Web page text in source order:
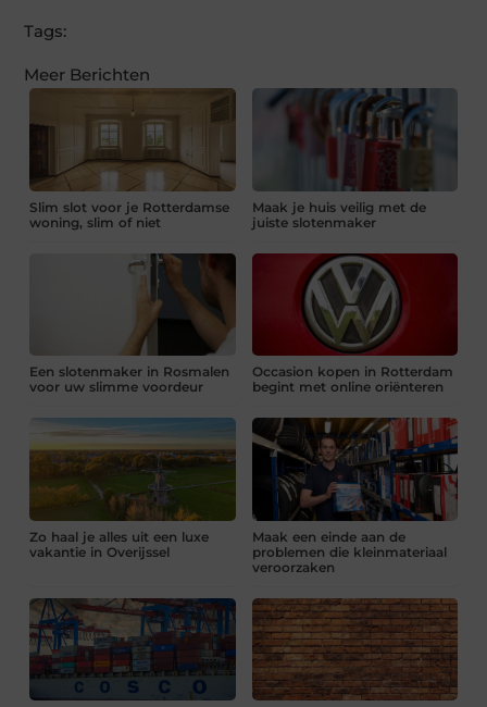
Tags:
Meer Berichten
Slim slot voor je Rotterdamse
woning, slim of niet
Maak je huis veilig met de
juiste slotenmaker
Een slotenmaker in Rosmalen
voor uw slimme voordeur
Occasion kopen in Rotterdam
begint met online oriënteren
Zo haal je alles uit een luxe
vakantie in Overijssel
Maak een einde aan de
problemen die kleinmateriaal
veroorzaken